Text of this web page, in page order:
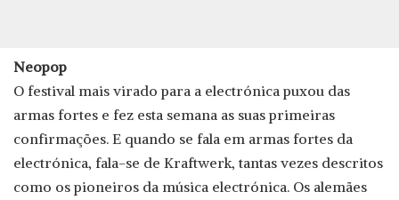
Neopop
O festival mais virado para a electrónica puxou das
armas fortes e fez esta semana as suas primeiras
confirmações. E quando se fala em armas fortes da
electrónica, fala-se de Kraftwerk, tantas vezes descritos
como os pioneiros da música electrónica. Os alemães